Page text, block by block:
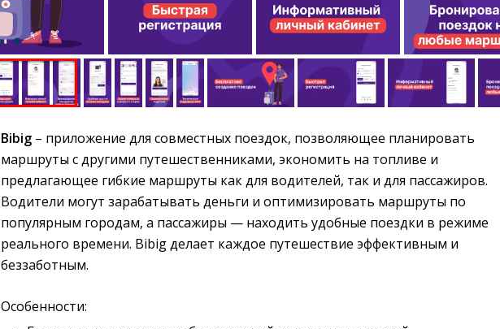
Bibig – приложение для совместных поездок, позволяющее планировать
маршруты с другими путешественниками, экономить на топливе и
предлагающее гибкие маршруты как для водителей, так и для пассажиров.
Водители могут зарабатывать деньги и оптимизировать маршруты по
популярным городам, а пассажиры — находить удобные поездки в режиме
реального времени. Bibig делает каждое путешествие эффективным и
беззаботным.
Особенности: